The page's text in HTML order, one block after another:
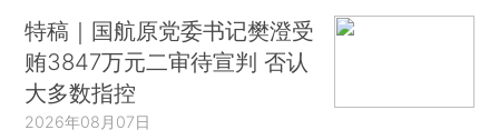
特稿｜国航原党委书记樊澄受
贿3847万元二审待宣判 否认
大多数指控
2026年08月07日